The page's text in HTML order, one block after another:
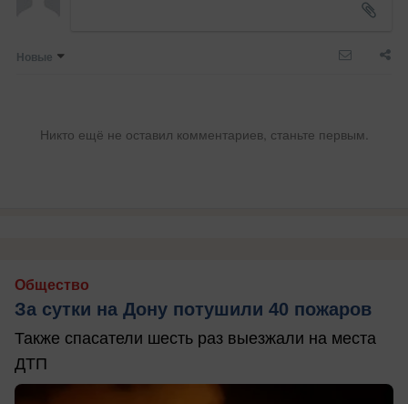
Новые
Никто ещё не оставил комментариев, станьте первым.
Общество
За сутки на Дону потушили 40 пожаров
Также спасатели шесть раз выезжали на места
ДТП